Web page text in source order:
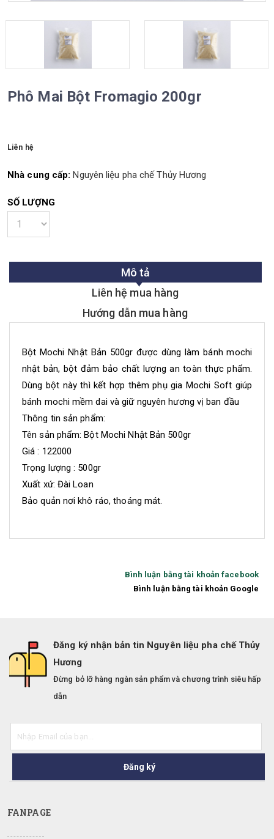
Phô Mai Bột Fromagio 200gr
Liên hệ
Nhà cung cấp:Nguyên liệu pha chế Thủy Hương
SỐ LƯỢNG
Mô tả
Liên hệ mua hàng
Hướng dẫn mua hàng
Bột Mochi Nhật Bản 500gr được dùng làm bánh mochi
nhật bản, bột đảm bảo chất lượng an toàn thực phẩm.
Dùng bột này thì kết hợp thêm phụ gia Mochi Soft giúp
bánh mochi mềm dai và giữ nguyên hương vị ban đầu
Thông tin sản phẩm:
Tên sản phẩm: Bột Mochi Nhật Bản 500gr
Giá : 122000
Trọng lượng : 500gr
Xuất xứ: Đài Loan
Bảo quản nơi khô ráo, thoáng mát.
Bình luận bằng tài khoản facebook
Bình luận bằng tài khoản Google
Đăng ký nhận bản tin Nguyên liệu pha chế Thủy
Hương
Đừng bỏ lỡ hàng ngàn sản phẩm và chương trình siêu hấp
dẫn
Đăng ký
FANPAGE